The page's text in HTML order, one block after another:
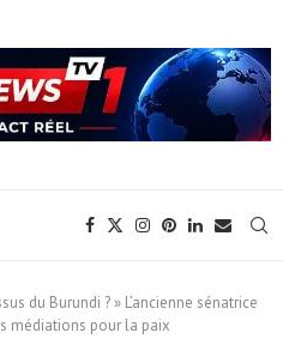
du Burundi ? » L’ancienne sénatrice
médiations pour la paix